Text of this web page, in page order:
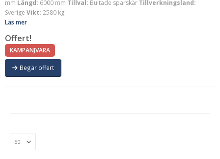
mm Längd: 6000 mm Tillval: Bultade sparskär Tillverkningsland:
Sverige Vikt: 2580 kg
Läs mer
Offert!
KAMPANJVARA
Begär offert